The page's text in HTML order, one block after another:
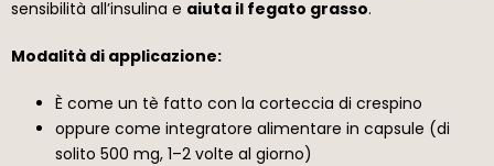
sensibilità all’insulina e aiuta il fegato grasso.
Modalità di applicazione:
È come un tè fatto con la corteccia di crespino
oppure come integratore alimentare in capsule (di
solito 500 mg, 1–2 volte al giorno)